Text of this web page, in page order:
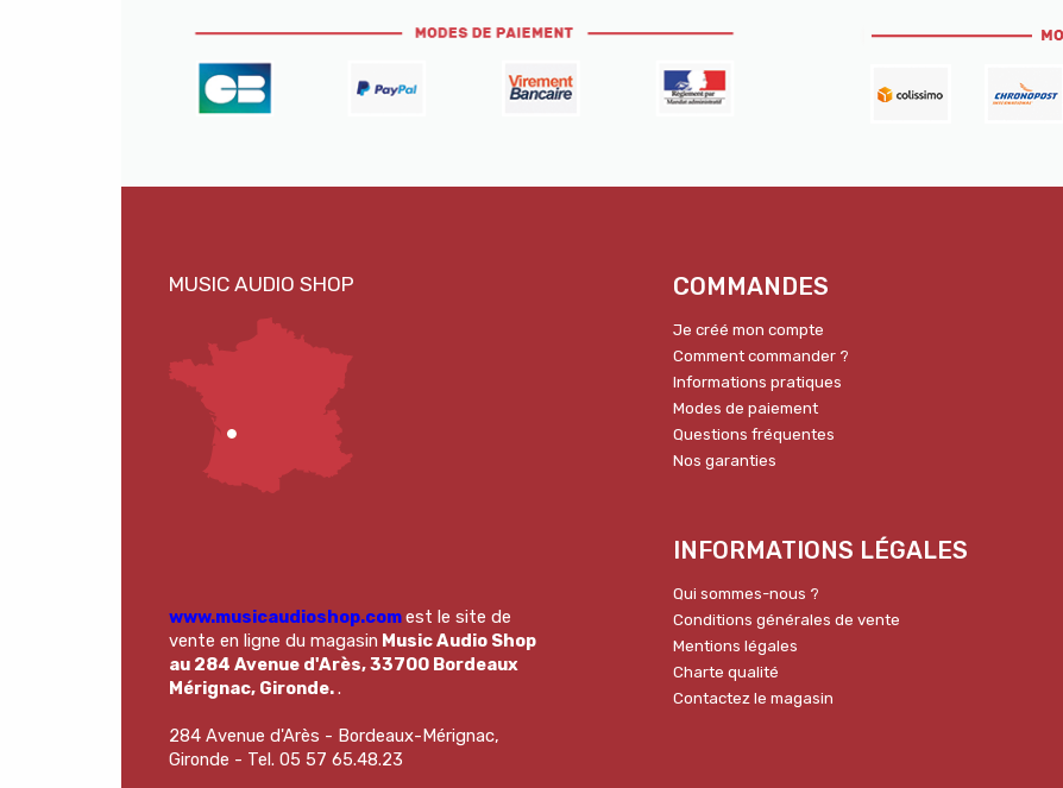
www.musicaudioshop.comest le site de
vente en ligne du magasin Music Audio Shop
au 284 Avenue d'Arès, 33700 Bordeaux
Mérignac, Gironde..
284 Avenue d'Arès - Bordeaux-Mérignac,
Gironde - Tel. 05 57 65.48.23
COMMANDES
Je créé mon compte
Comment commander ?
Informations pratiques
Modes de paiement
Questions fréquentes
Nos garanties
INFORMATIONS LÉGALES
Qui sommes-nous ?
Conditions générales de vente
Mentions légales
Charte qualité
Contactez le magasin